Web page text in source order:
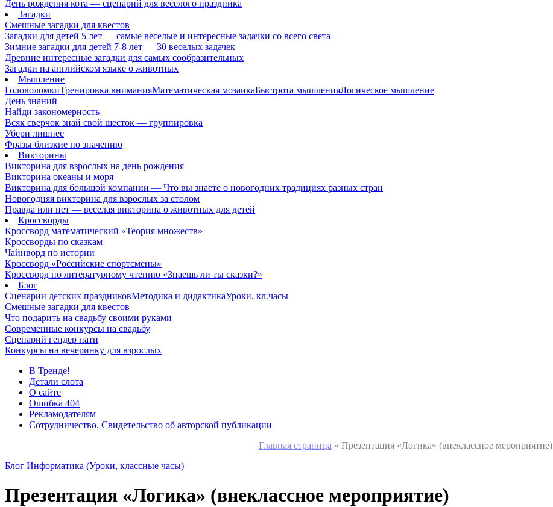
День рождения кота — сценарий для веселого праздника
Загадки
Смешные загадки для квестов
Загадки для детей 5 лет — самые веселые и интересные задачки со всего света
Зимние загадки для детей 7-8 лет — 30 веселых задачек
Древние интересные загадки для самых сообразительных
Загадки на английском языке о животных
Мышление
ГоловоломкиТренировка вниманияМатематическая мозаикаБыстрота мышленияЛогическое мышление
День знаний
Найди закономерность
Всяк сверчок знай свой шесток — группировка
Убери лишнее
Фразы близкие по значению
Викторины
Викторина для взрослых на день рождения
Викторина океаны и моря
Викторина для большой компании — Что вы знаете о новогодних традициях разных стран
Новогодняя викторина для взрослых за столом
Правда или нет — веселая викторина о животных для детей
Кроссворды
Кроссворд математический «Теория множеств»
Кроссворды по сказкам
Чайнворд по истории
Кроссворд «Российские спортсмены»
Кроссворд по литературному чтению «Знаешь ли ты сказки?»
Блог
Сценарии детских праздниковМетодика и дидактикаУроки, кл.часы
Смешные загадки для квестов
Что подарить на свадьбу своими руками
Современные конкурсы на свадьбу
Сценарий гендер пати
Конкурсы на вечеринку для взрослых
В Тренде!
Детали слота
О сайте
Ошибка 404
Рекламодателям
Сотрудничество. Свидетельство об авторской публикации
Главная страница » Презентация «Логика» (внеклассное мероприятие)
Блог Информатика (Уроки, классные часы)
Презентация «Логика» (внеклассное мероприятие)